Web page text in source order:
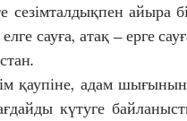
сезімталдықпен айыра
сауға, атақ – ерге
қаупіне, адам
күтуге